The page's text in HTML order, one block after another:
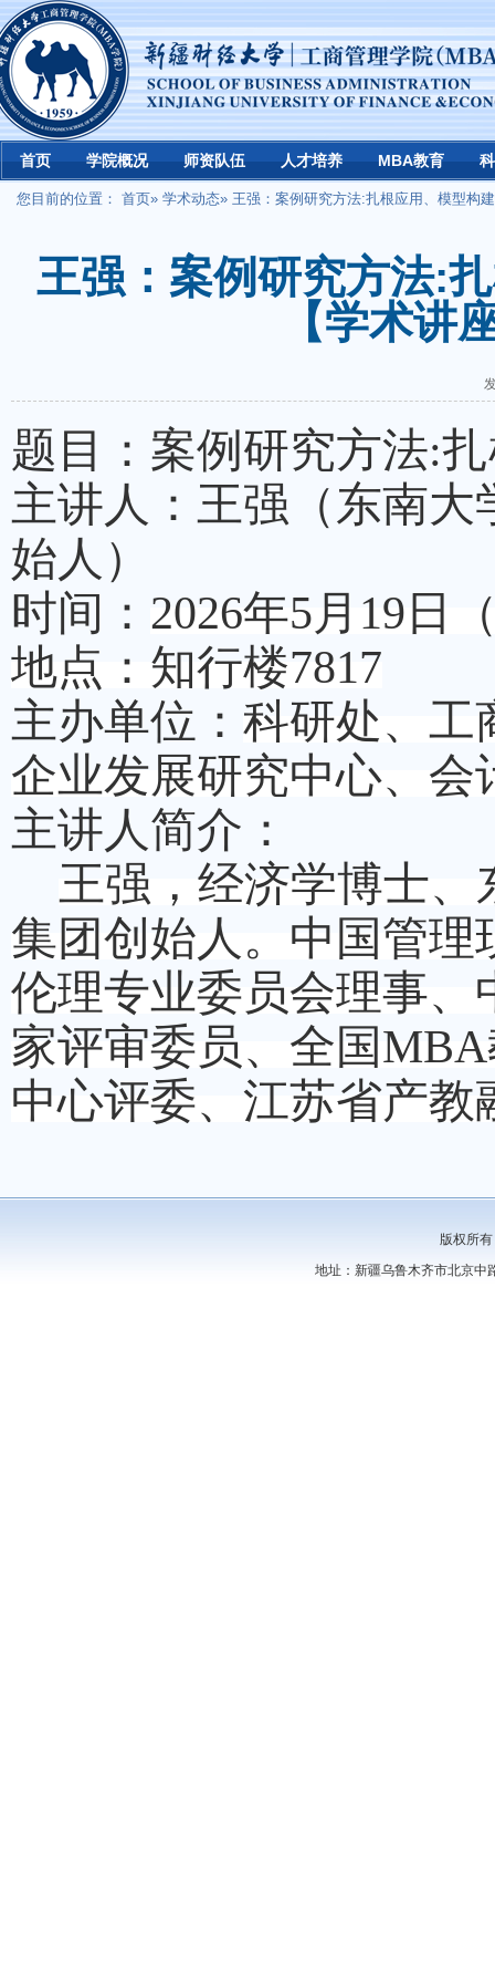
首页 学院概况 师资队伍 人才培养 MBA教育
您目前的位置： 首页» 学术动态» 王强：案例研究方法:扎根应用、模型构
王强：案例研究方法:
【学术讲
题目： 案例研究方法:
主讲人： 王强（东南大
始人）
时间 ： 2026年5月 19 日
地点： 知行楼7817
主办单位： 科研处、工
企业发展研究中心、会
主讲人简介：
王强 ， 经济学博士、
集团创始人。中国管
伦理专业委员会理事
家评审委员、全国
中心评委、江苏省产
版权所
地址：新疆乌鲁木齐市北京